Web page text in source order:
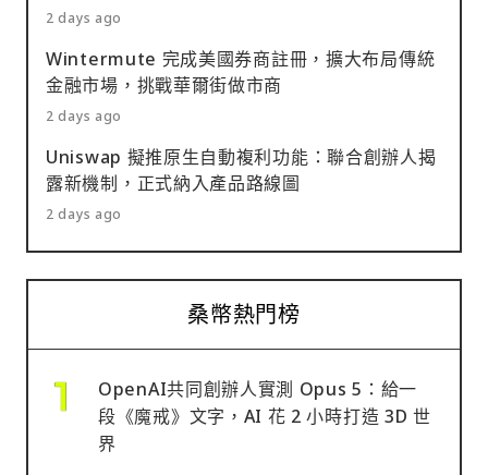
2 days ago
Wintermute 完成美國券商註冊，擴大布局傳統
金融市場，挑戰華爾街做市商
2 days ago
Uniswap 擬推原生自動複利功能：聯合創辦人揭
露新機制，正式納入產品路線圖
2 days ago
桑幣熱門榜
OpenAI共同創辦人實測 Opus 5：給一
段《魔戒》文字，AI 花 2 小時打造 3D 世
界